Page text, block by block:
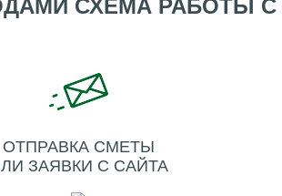
СХЕМА РАБОТЫ
ОТПРАВКА СМЕТЫ
ЗАЯВКИ С САЙТА